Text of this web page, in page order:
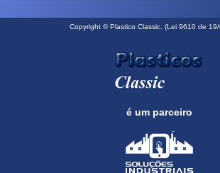
Copyright © Plastico Classic. (Lei 9610 de
é um parceiro